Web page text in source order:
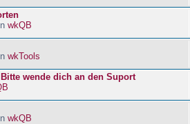
wkQB
wkTools
wende dich an den Suport
wkQB